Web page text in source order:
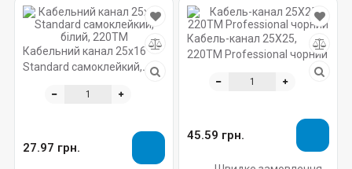
Кабельний канал 25х16
Standard самоклейкий,
27.97 грн.
Кабель-канал 25X25,
220ТМ Professional чорний
45.59 грн.